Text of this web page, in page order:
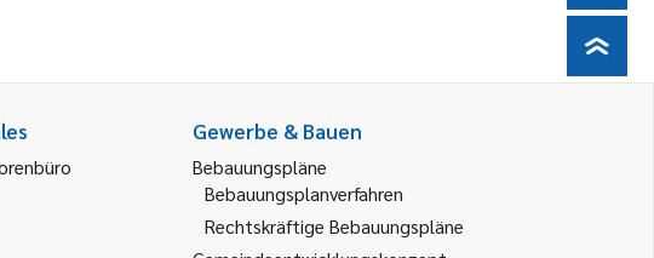
Gewerbe & Bauen
Bebauungspläne
Bebauungsplanverfahren
Rechtskräftige Bebauungspläne